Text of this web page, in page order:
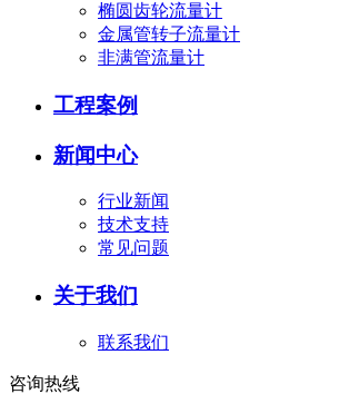
椭圆齿轮流量计
金属管转子流量计
非满管流量计
工程案例
新闻中心
行业新闻
技术支持
常见问题
关于我们
联系我们
咨询热线